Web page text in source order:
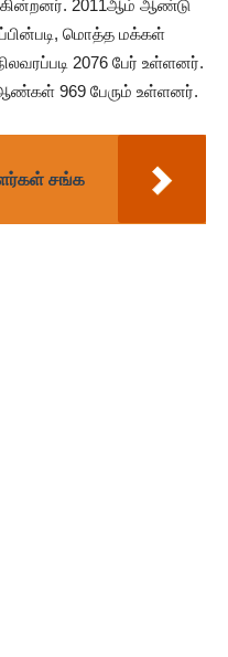
2011ஆம் ஆண்டு
மொத்த மக்கள்
2076 பேர் உள்ளனர்.
969 பேரும் உள்ளனர்.
சங்க